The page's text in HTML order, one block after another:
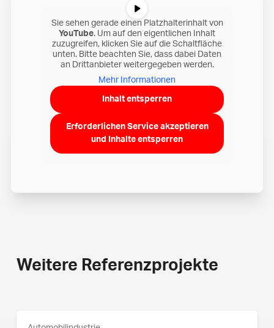
Sie sehen gerade einen Platzhalterinhalt von
YouTube. Um auf den eigentlichen Inhalt
zuzugreifen, klicken Sie auf die Schaltfläche
unten. Bitte beachten Sie, dass dabei Daten
an Drittanbieter weitergegeben werden.
Mehr Informationen
Inhalt entsperren
Erforderlichen Service akzeptieren
und Inhalte entsperren
Weitere Referenzprojekte